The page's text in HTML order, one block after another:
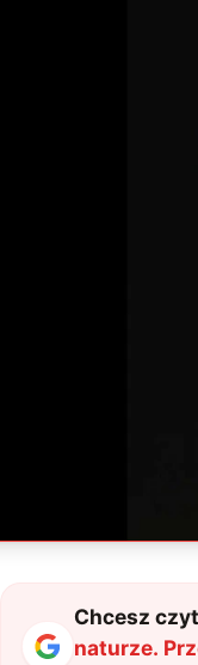
Chcesz
naturze.